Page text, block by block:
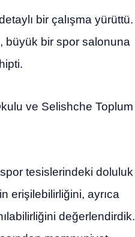
bir çalışma yürüttü.
büyük bir spor salonuna
ve Selishche Toplum
tesislerindeki doluluk
erişilebilirliğini, ayrıca
değerlendirdik.